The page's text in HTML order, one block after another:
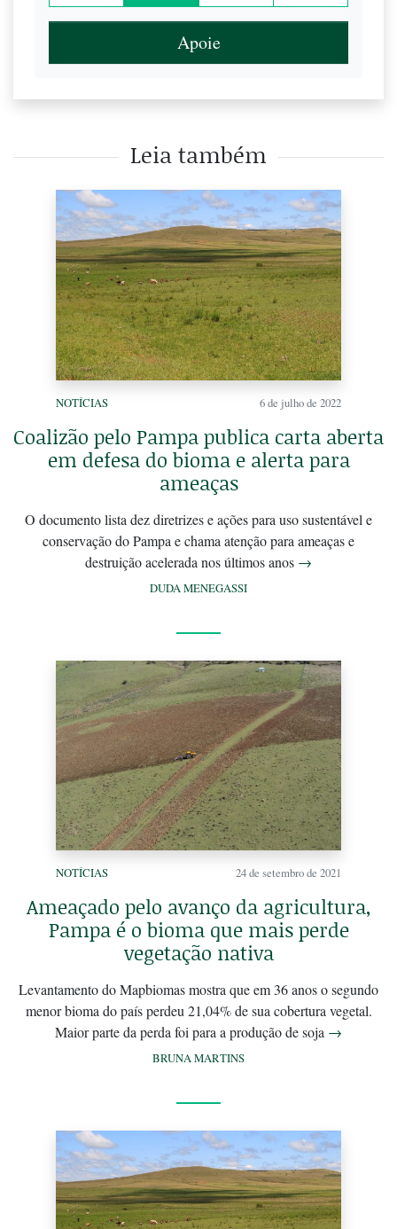
Apoie
Leia também
NOTÍCIAS 6 de julho de 2022
Coalizão pelo Pampa publica carta aberta
em defesa do bioma e alerta para
ameaças
O documento lista dez diretrizes e ações para uso sustentável e
conservação do Pampa e chama atenção para ameaças e
destruição acelerada nos últimos anos →
DUDA MENEGASSI
NOTÍCIAS 24 de setembro de 2021
Ameaçado pelo avanço da agricultura,
Pampa é o bioma que mais perde
vegetação nativa
Levantamento do Mapbiomas mostra que em 36 anos o segundo
menor bioma do país perdeu 21,04% de sua cobertura vegetal.
Maior parte da perda foi para a produção de soja →
BRUNA MARTINS